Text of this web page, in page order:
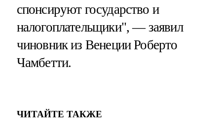
спонсируют государство и
налогоплательщики", — заявил
чиновник из Венеции Роберто
Чамбетти.
ЧИТАЙТЕ ТАКЖЕ